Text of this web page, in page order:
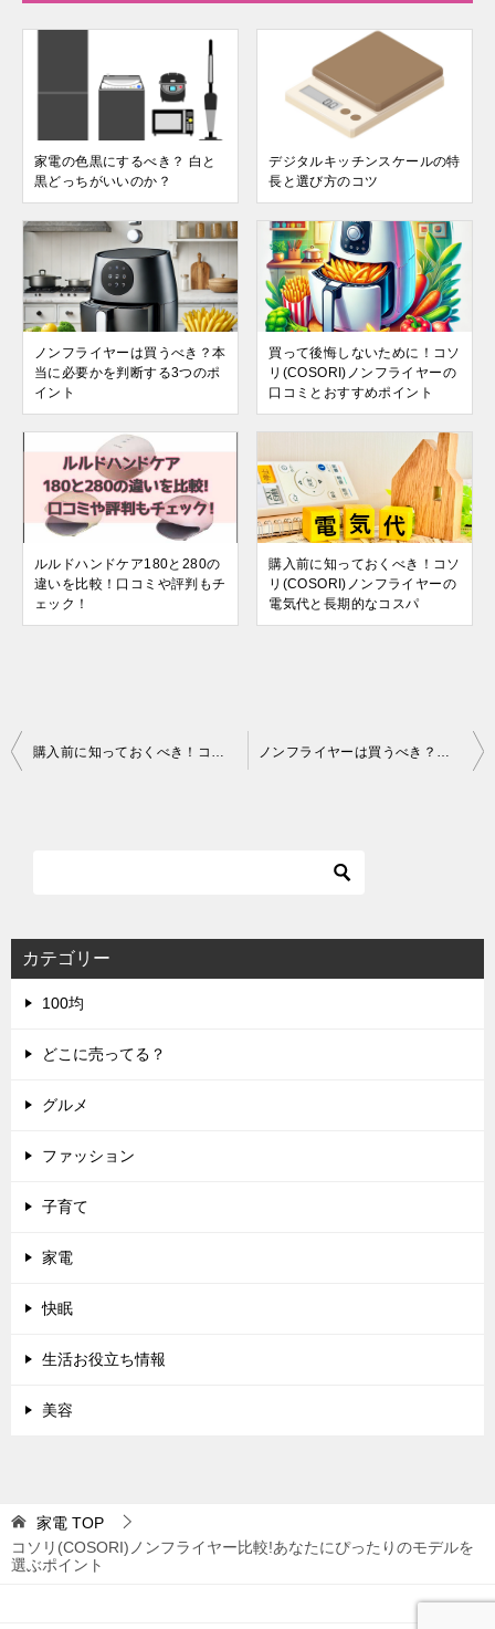
家電の色黒にするべき？ 白と
黒どっちがいいのか？
デジタルキッチンスケールの特
長と選び方のコツ
ノンフライヤーは買うべき？本
当に必要かを判断する3つのポ
イント
買って後悔しないために！コソ
リ(COSORI)ノンフライヤーの
口コミとおすすめポイント
ルルドハンドケア180と280の
違いを比較！口コミや評判もチ
ェック！
購入前に知っておくべき！コソ
リ(COSORI)ノンフライヤーの
電気代と長期的なコスパ
投
シ
ョ
購入前に知っておくべき！コソリ(COSORI)ノンフライヤーの電気代と長期的なコスパ ノンフライヤーは買うべき？本当に必要かを判断する3つのポイント
カテゴリー
100均
どこに売ってる？
グルメ
ファッション
子育て
家電
快眠
生活お役立ち情報
美容
家電 TOP
コソリ(COSORI)ノンフライヤー比較!あなたにぴったりのモデルを
選ぶポイント